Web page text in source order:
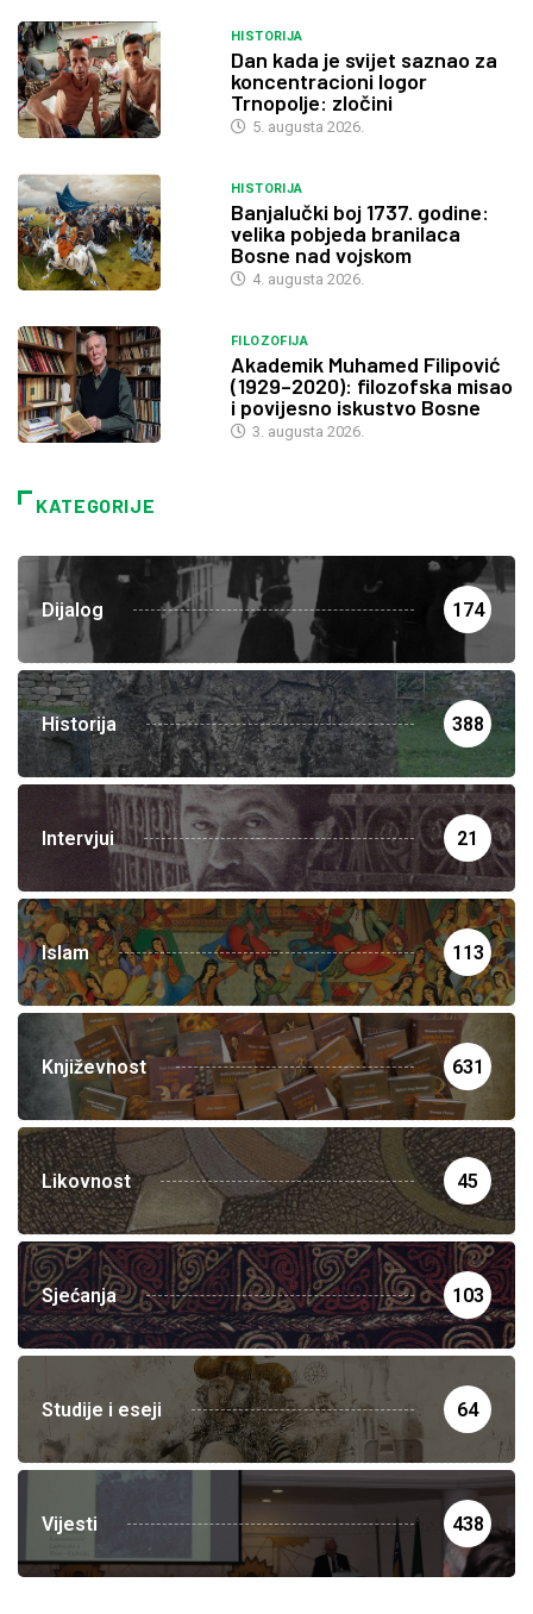
HISTORIJA
Dan kada je svijet saznao za
koncentracioni logor
Trnopolje: zločini
5. augusta 2026.
HISTORIJA
Banjalučki boj 1737. godine:
velika pobjeda branilaca
Bosne nad vojskom
4. augusta 2026.
FILOZOFIJA
Akademik Muhamed Filipović
(1929–2020): filozofska misao
i povijesno iskustvo Bosne
3. augusta 2026.
KATEGORIJE
Dijalog 174
Historija 388
Intervjui 21
Islam 113
Književnost 631
Likovnost 45
Sjećanja 103
Studije i eseji 64
Vijesti 438